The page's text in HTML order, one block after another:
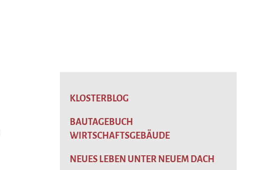
KLOSTERBLOG
BAUTAGEBUCH
WIRTSCHAFTSGEBÄUDE
NEUES LEBEN UNTER NEUEM DACH